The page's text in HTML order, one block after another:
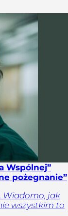
Wspólnej”
pożegnanie”
Wiadomo, jak
wszystkim to